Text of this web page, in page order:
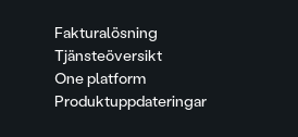
Fakturalösning
Tjänsteöversikt
One platform
Produktuppdateringar